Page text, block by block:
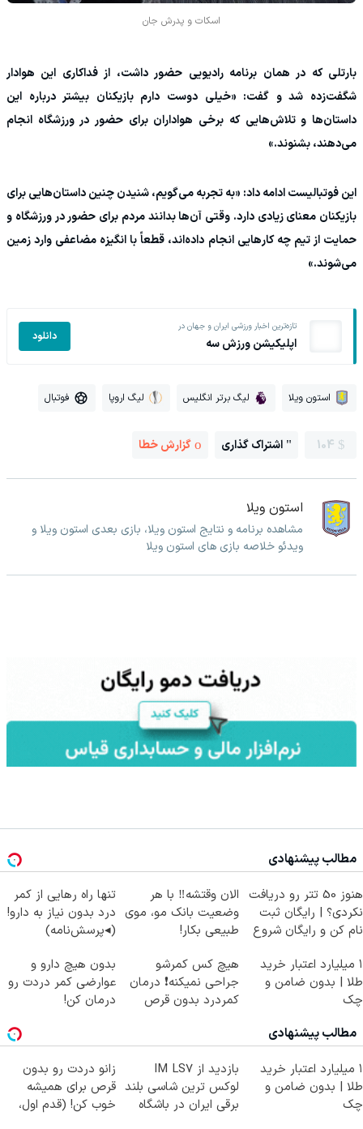
اسکات و پدرش جان
بارتلی که در همان برنامه رادیویی حضور داشت، از فداکاری این هوادار
شگفت‌زده شد و گفت: «خیلی دوست دارم بازیکنان بیشتر درباره این
داستان‌ها و تلاش‌هایی که برخی هواداران برای حضور در ورزشگاه انجام
می‌دهند، بشنوند.»
این فوتبالیست ادامه داد: «به تجربه می‌گویم، شنیدن چنین داستان‌هایی برای
بازیکنان معنای زیادی دارد. وقتی آن‌ها بدانند مردم برای حضور در ورزشگاه و
حمایت از تیم چه کارهایی انجام داده‌اند، قطعاً با انگیزه مضاعفی وارد زمین
می‌شوند.»
تازه‌ترین اخبار ورزشی ایران و جهان در
اپلیکیشن ورزش سه دانلود
استون ویلا لیگ برتر انگلیس لیگ اروپا فوتبال
104 اشتراک گذاری گزارش خطا
استون ویلا
مشاهده برنامه و نتایج استون ویلا، بازی بعدی استون ویلا و
ویدئو خلاصه بازی های استون ویلا
مطالب پیشنهادی
هنوز 50 تتر رو دریافت
نکردی؟ | رایگان ثبت
نام کن و رایگان شروع
الان وقتشه‼️ با هر
وضعیت بانک مو، موی
طبیعی بکار!
تنها راه رهایی از کمر
درد بدون نیاز به دارو!
(◂پرسش‌نامه)
۱ میلیارد اعتبار خرید
طلا | بدون ضامن و
چک
هیچ کس کمرشو
جراحی نمیکنه❗ درمان
کمردرد بدون قرص
بدون هیچ دارو و
عوارضی کمر دردت رو
درمان کن!
مطالب پیشنهادی
۱ میلیارد اعتبار خرید
طلا | بدون ضامن و
چک
بازدید از IM LS7
لوکس ترین شاسی بلند
برقی ایران در باشگاه
زانو دردت رو بدون
قرص برای همیشه
خوب کن! (قدم اول،